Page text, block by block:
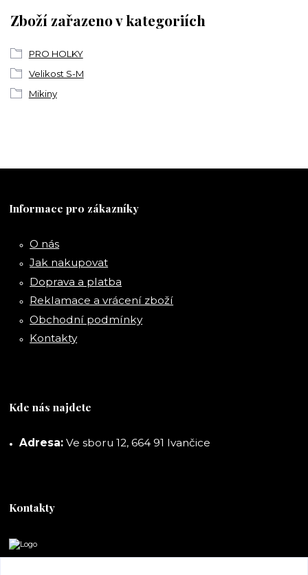
Zboží zařazeno v kategoriích
PRO HOLKY
Velikost S-M
Mikiny
Informace pro zákazníky
O nás
Jak nakupovat
Doprava a platba
Reklamace a vrácení zboží
Obchodní podmínky
Kontakty
Kde nás najdete
Adresa: Ve sboru 12, 664 91 Ivančice
Kontakty